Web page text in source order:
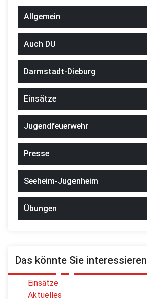
Allgemein
Auch DU
Darmstadt-Dieburg
Einsätze
Jugendfeuerwehr
Presse
Seeheim-Jugenheim
Übungen
Das könnte Sie interessieren
Einsätze
Aktuelles